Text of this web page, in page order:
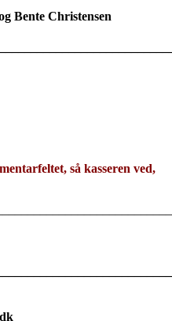
Bente Christensen
så kasseren ved,